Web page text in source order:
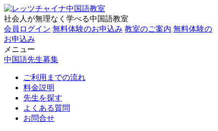
社会人が無理なく学べる中国語教室
会員ログイン 無料体験のお申込み 教室のご案内 無料体験の
お申込み
メニュー
中国語先生募集
ご利用までの流れ
料金説明
先生を探す
よくある質問
お問合せ